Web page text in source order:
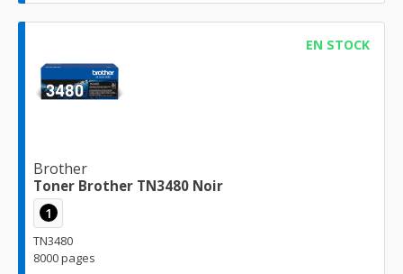
EN STOCK
Brother
Toner Brother TN3480 Noir
1
TN3480
8000 pages